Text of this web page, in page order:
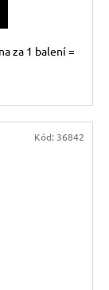
za 1 balení =
Kód: 36842